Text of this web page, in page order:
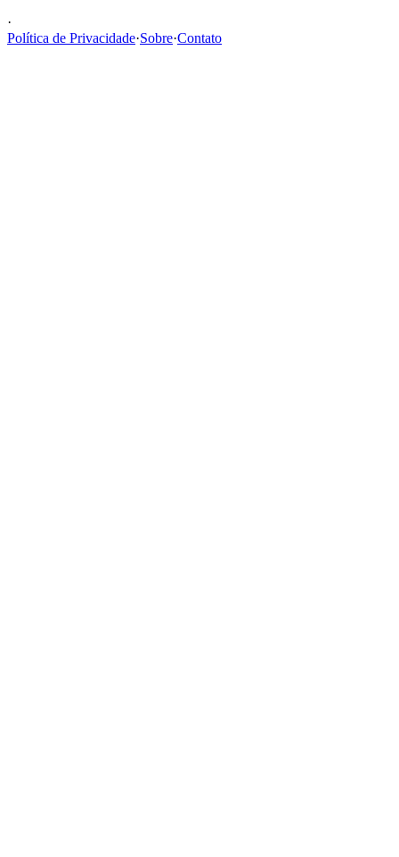
·
Política de Privacidade·Sobre·Contato